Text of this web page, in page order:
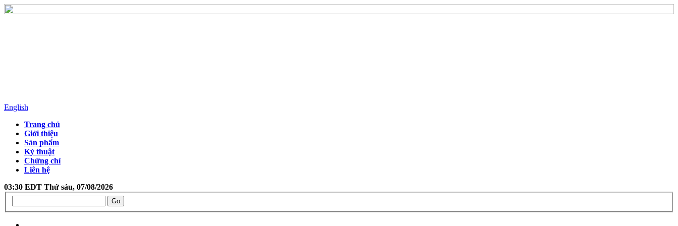
English
Trang chủ
Giới thiệu
Sản phẩm
Kỷ thuật
Chứng chỉ
Liên hệ
03:30 EDT Thứ sáu, 07/08/2026